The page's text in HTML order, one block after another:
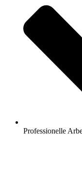
Professionelle